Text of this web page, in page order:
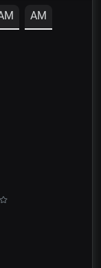
AM